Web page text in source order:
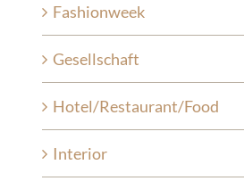
Fashionweek
Gesellschaft
Hotel/Restaurant/Food
Interior